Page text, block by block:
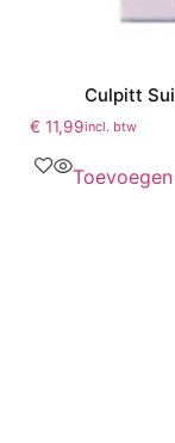
Culpitt
€ 11,99incl. btw